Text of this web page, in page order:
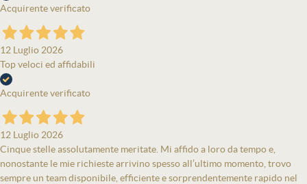
Acquirente verificato
12 Luglio 2026
Top veloci ed affidabili
Acquirente verificato
12 Luglio 2026
Cinque stelle assolutamente meritate. Mi affido a loro da tempo e,
nonostante le mie richieste arrivino spesso all’ultimo momento, trovo
sempre un team disponibile, efficiente e sorprendentemente rapido nel